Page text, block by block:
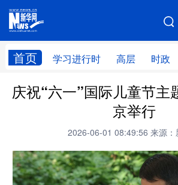
首页 学习进行时 高层 时政
网站地图
学习进行时 高层 时政
全球连
科技 科创
庆祝“六一”国际儿童节主
京举行
2026-06-01 08:49:56 来源：